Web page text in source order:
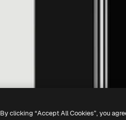
By clicking “Accept All Cookies”, you